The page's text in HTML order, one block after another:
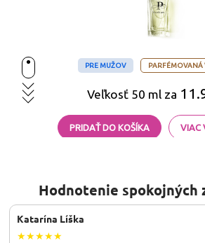
Hodnotenie spokojných
Katarína Líška
★★★★★